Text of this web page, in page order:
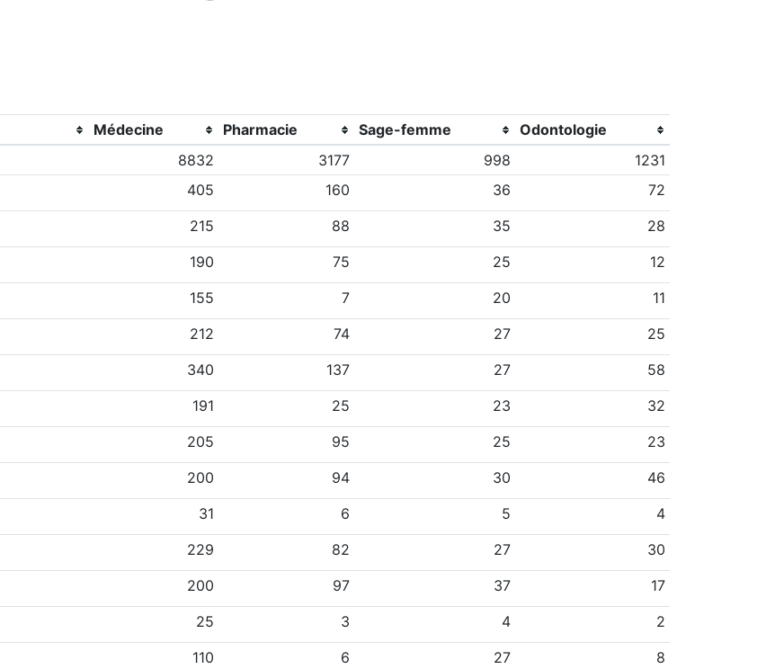
Médecine Pharmacie Sage-femme
Odontologie
8832 3177 998
1231
405 160 36 72
215 88 35 28
190 75 25 12
155 7 20 11
212 74 27 25
340 137 27 58
191 25 23 32
205 95 25 23
200 94 30 46
31 6 5 4
229 82 27 30
200 97 37 17
25 3 4 2
110 6 27 8